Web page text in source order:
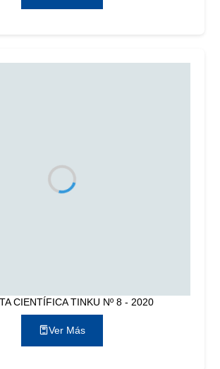
CIENTÍFICA TINKU Nº 8 - 2020
Ver Más